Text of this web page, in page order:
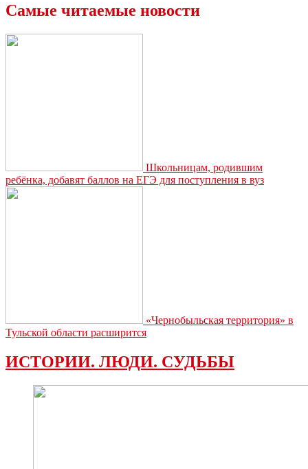
завод
Самые читаемые новости
Школьницам, родившим
ребёнка, добавят баллов на ЕГЭ для поступления в вуз
«Чернобыльская территория» в
Тульской области расширится
ИСТОРИИ. ЛЮДИ. СУДЬБЫ